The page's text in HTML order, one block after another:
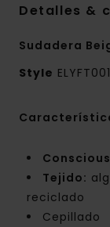
Detalles &
Sudadera
Style
Tejido:
reciclado
Cepillado